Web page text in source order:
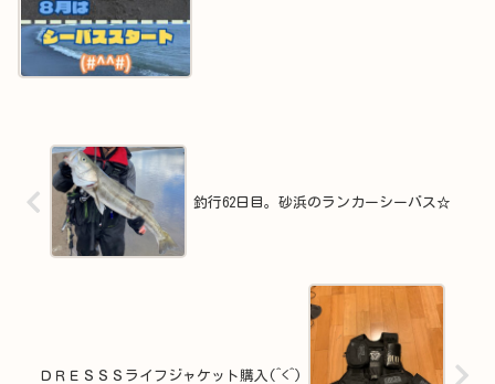
釣行62日目。砂浜のランカーシーバス☆
ＤＲＥＳＳＳライフジャケット購入(^<^)